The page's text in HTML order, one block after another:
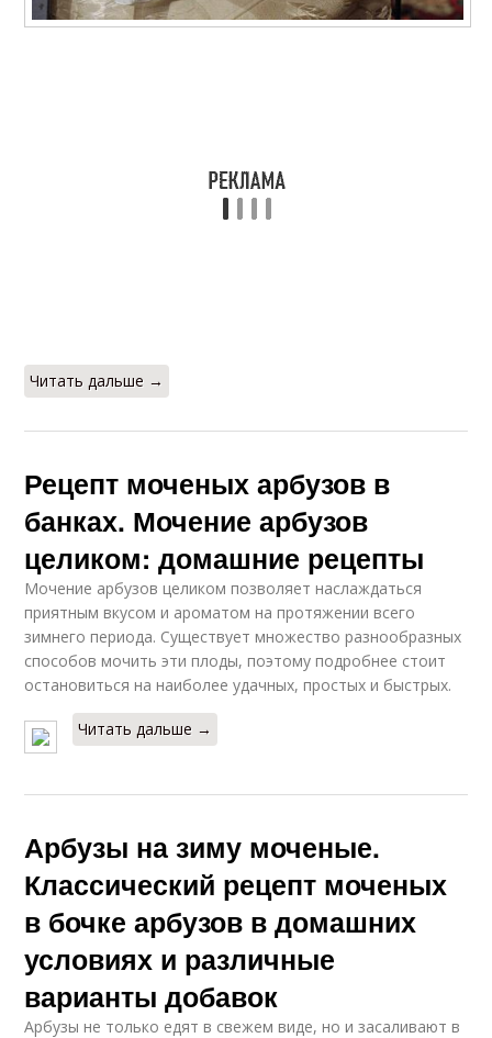
Арбуз в банке Заготовки из арбуза
Консервированные
арбузы
Консервированный
арбуз
Арбузы без корочки
Арбузы в литровых
банках
Арбузы к закрыванию
Читать дальше →
Рецепт моченых арбузов в
банках. Мочение арбузов
целиком: домашние рецепты
Мочение арбузов целиком позволяет наслаждаться
приятным вкусом и ароматом на протяжении всего
зимнего периода. Существует множество разнообразных
способов мочить эти плоды, поэтому подробнее стоит
остановиться на наиболее удачных, простых и быстрых.
Читать дальше →
Арбузы на зиму моченые.
Классический рецепт моченых
в бочке арбузов в домашних
условиях и различные
варианты добавок
Арбузы не только едят в свежем виде, но и засаливают в